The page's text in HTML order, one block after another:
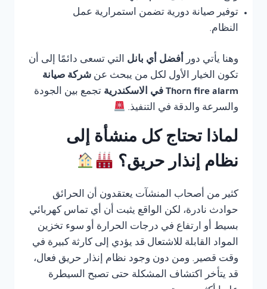
توفير صيانة دورية تضمن استمرارية عمل
النظام.
وهنا يأتي دور أفضل أي بانل التي تسعى دائمًا إلى أن
تكون الخيار الأول لكل من يبحث عن شركة صيانة
Thorn fire alarm في الاسكندرية
تجمع بين الجودة
والسرعة والدقة في التنفيذ.
لماذا تحتاج كل منشأة إلى
نظام إنذار حريق؟
كثير من أصحاب المنشآت يعتقدون أن الحرائق
حوادث نادرة، لكن الواقع يثبت أن أي تماس كهربائي
بسيط أو ارتفاع في درجات الحرارة أو سوء تخزين
المواد القابلة للاشتعال قد يؤدي إلى كارثة كبيرة في
وقت قصير. ومن دون وجود نظام إنذار حريق فعال،
قد يتأخر اكتشاف المشكلة حتى تصبح السيطرة